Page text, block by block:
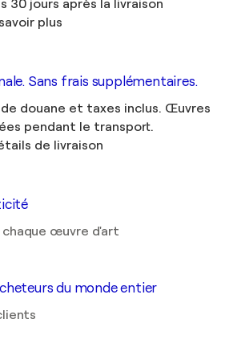
30 jours après la livraison
plus
Sans frais supplémentaires.
douane et taxes inclus. Œuvres
pendant le transport.
de livraison
chaque œuvre d'art
du monde entier